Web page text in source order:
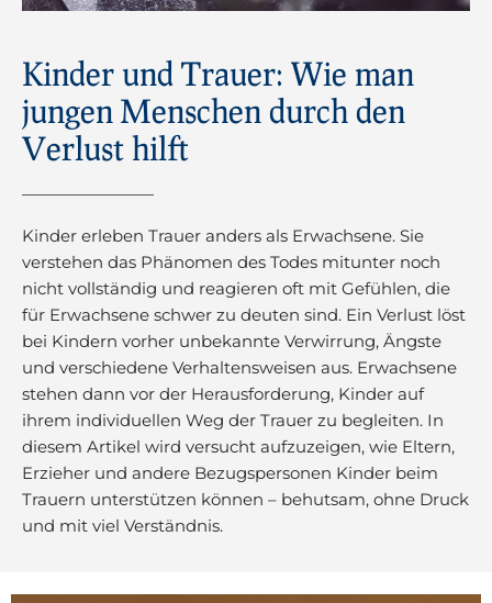
Kinder und Trauer: Wie man
jungen Menschen durch den
Verlust hilft
Kinder erleben Trauer anders als Erwachsene. Sie
verstehen das Phänomen des Todes mitunter noch
nicht vollständig und reagieren oft mit Gefühlen, die
für Erwachsene schwer zu deuten sind. Ein Verlust löst
bei Kindern vorher unbekannte Verwirrung, Ängste
und verschiedene Verhaltensweisen aus. Erwachsene
stehen dann vor der Herausforderung, Kinder auf
ihrem individuellen Weg der Trauer zu begleiten. In
diesem Artikel wird versucht aufzuzeigen, wie Eltern,
Erzieher und andere Bezugspersonen Kinder beim
Trauern unterstützen können – behutsam, ohne Druck
und mit viel Verständnis.